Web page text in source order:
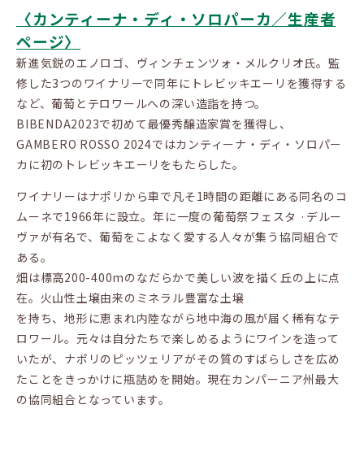
〈カンティーナ・ディ・ソロパーカ／生産者
ページ〉
新進気鋭のエノロゴ、ヴィンチェンツォ・メルクリオ氏。監
修した3つのワイナリーで同年にトレビッキエーリを獲得する
など、葡萄とテロワールへの深い造詣を持つ。
BIBENDA2023で初めて最優秀醸造家賞を獲得し、
GAMBERO ROSSO 2024ではカンティーナ・ディ・ソロパー
カに初のトレビッキエーリをもたらした。
ワイナリーはナポリから車で凡そ1時間の距離にある同名のコ
ムーネで1966年に設立。年に一度の葡萄祭フェスタ ·デルー
ヴァが有名で、葡萄をこよなく愛する人々が集う協同組合で
ある。
畑は標高200-400mのなだらかで美しい波を描く丘の上に点
在。火山性土壌由来のミネラル豊富な土壌
を持ち、地形に恵まれ内陸ながら地中海の風が届く稀有なテ
ロワール。元々は自分たちで楽しめるようにワインを造って
いたが、ナポリのピッツェリアがその質のすばらしさを広め
たことをきっかけに瓶詰めを開始。現在カンパーニア州最大
の協同組合となっています。